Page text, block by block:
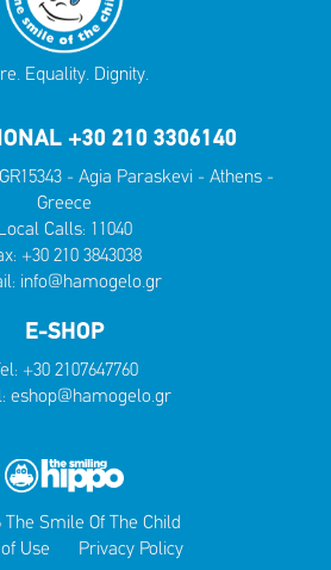
Equality. Dignity.
+30 210 3306140
- Agia Paraskevi - Athens -
Greece
Local Calls: 11040
+30 210 3843038
info@hamogelo.gr
E-SHOP
Tel: +30 2107647760
eshop@hamogelo.gr
The Smile Of The Child
Use
Privacy Policy